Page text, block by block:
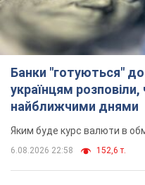
Банки "готуються"
українцям розповіли,
найближчими днями
Яким буде курс валюти в
6.08.2026 22:58 152,6 т.